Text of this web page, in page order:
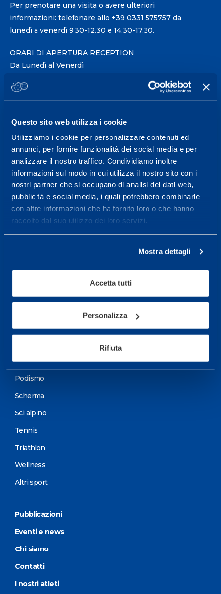
Questo sito web utilizza i cookie
Utilizziamo i cookie per personalizzare contenuti ed
annunci, per fornire funzionalità dei social media e per
analizzare il nostro traffico. Condividiamo inoltre
informazioni sul modo in cui utilizza il nostro sito con i
nostri partner che si occupano di analisi dei dati web,
pubblicità e social media, i quali potrebbero combinarle
con altre informazioni che ha fornito loro o che hanno
raccolto dal suo utilizzo dei loro servizi.
Mostra dettagli
Accetta tutti
Personalizza
Rifiuta
Per prenotare una visita o avere ulteriori
informazioni: telefonare allo +39 0331 575757 da
lunedì a venerdì 9.30-12.30 e 14.30-17.30.
ORARI DI APERTURA RECEPTION
Da Lunedì al Venerdì
Centro servizi per l'alta
prestazione ed il
wellness.
Maggiori informazioni
Servizi
Servizi Medici
Pallacanestro
Podismo
Scherma
Sci alpino
Tennis
Triathlon
Wellness
Altri sport
Pubblicazioni
Eventi e news
Chi siamo
Contatti
I nostri atleti